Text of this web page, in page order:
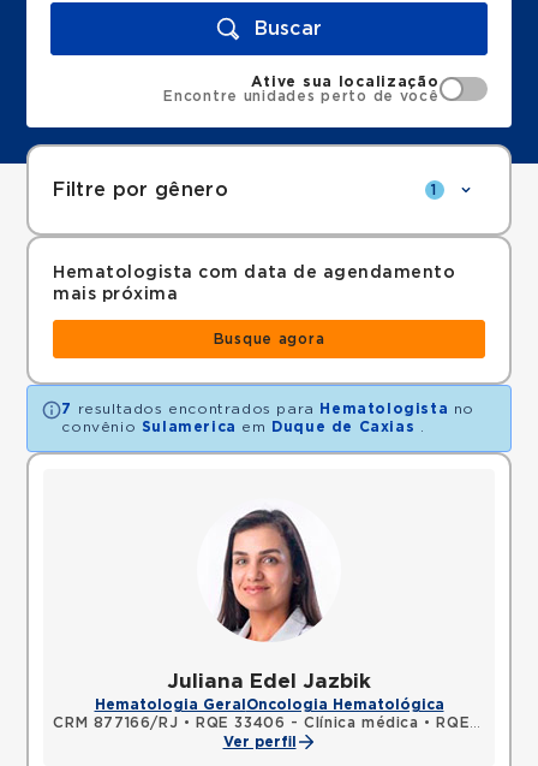
Buscar
Ative sua localização
Encontre unidades perto de você
Filtre por gênero 1
Hematologista com data de agendamento
mais próxima
Busque agora
7 resultados encontrados para Hematologista no
convênio Sulamerica em Duque de Caxias
Juliana Edel Jazbik
Hematologia Geral Oncologia Hematológica
CRM 877166/RJ • RQE 33406 - Clínica médica •
RQE 33407 - Hematologia e hemoterapia
Ver perfil